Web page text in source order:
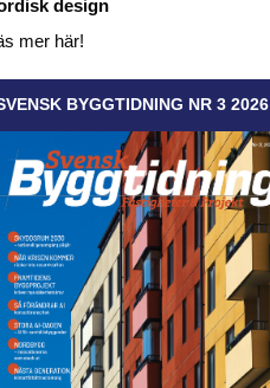
design
mer här!
BYGGTIDNING NR 3 2026